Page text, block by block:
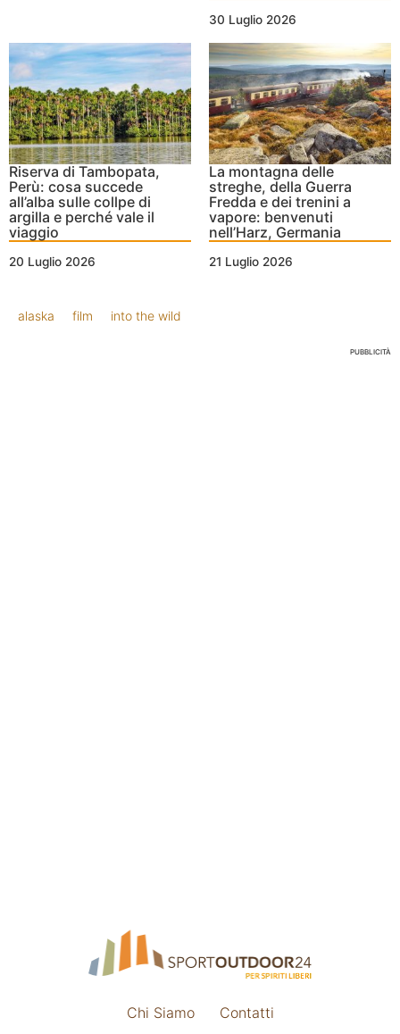
30 Luglio 2026
Riserva di Tambopata,
Perù: cosa succede
all’alba sulle collpe di
argilla e perché vale il
viaggio
20 Luglio 2026
La montagna delle
streghe, della Guerra
Fredda e dei trenini a
vapore: benvenuti
nell’Harz, Germania
21 Luglio 2026
alaska film into the wild
PUBBLICITÀ
Chi Siamo Contatti